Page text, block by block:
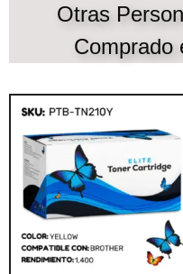
Otras
Comprado